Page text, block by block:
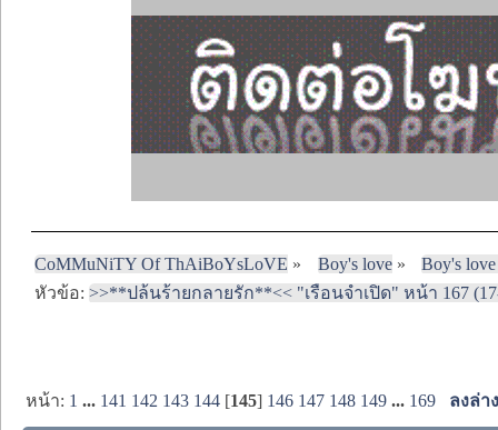
CoMMuNiTY Of ThAiBoYsLoVE » Boy's love»
Boy's
หัวข้อ:>>**ปล้นร้ายกลายรัก**<< "เรือนจำเปิด" หน้า 167
หน้า: 1 ... 141 142 143 144 [145] 146 147 148 149 ... 169 ลงล่า